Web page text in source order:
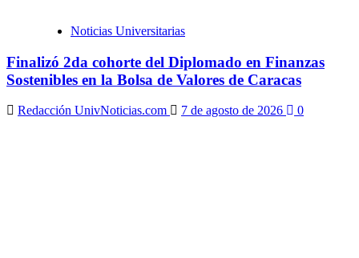
Noticias Universitarias
Finalizó 2da cohorte del Diplomado en Finanzas
Sostenibles en la Bolsa de Valores de Caracas
Redacción UnivNoticias.com 7 de agosto de 2026 0